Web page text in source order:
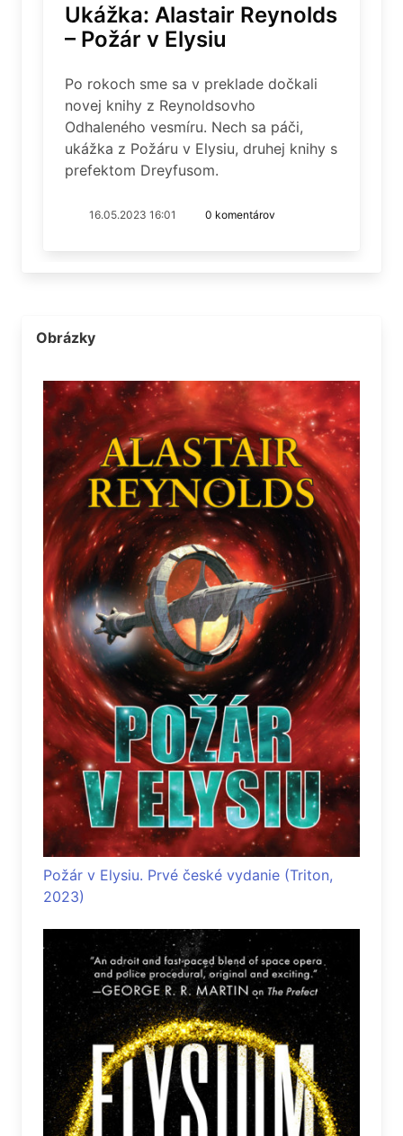
Ukážka: Alastair Reynolds
– Požár v Elysiu
Po rokoch sme sa v preklade dočkali
novej knihy z Reynoldsovho
Odhaleného vesmíru. Nech sa páči,
ukážka z Požáru v Elysiu, druhej knihy s
prefektom Dreyfusom.
16.05.2023 16:01 0 komentárov
Obrázky
Požár v Elysiu. Prvé české vydanie (Triton,
2023)